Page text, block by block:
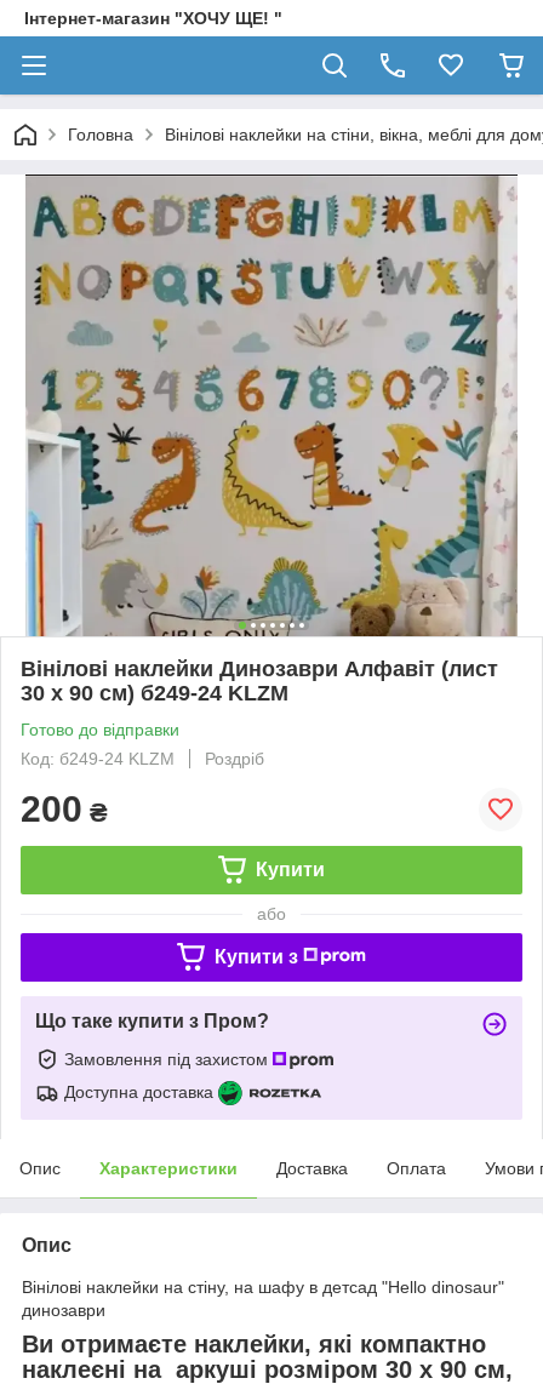
Інтернет-магазин "ХОЧУ ЩЕ! "
Головна Вінілові наклейки на стіни, вікна, меблі для
Вінілові наклейки Динозаври Алфавіт (лист
30 х 90 см) б249-24 KLZM
Готово до відправки
Код: б249-24 KLZM
Роздріб
200 ₴
Купити
або
Купити з
Що таке купити з Пром?
Замовлення під захистом
Доступна доставка
Опис Характеристики Доставка Оплата Умови
Опис
Вінілові наклейки на стіну, на шафу в детсад "Hello dinosaur"
динозаври
Ви отримаєте наклейки, які компактно
наклеєні на аркуші розміром 30 х 90 см,